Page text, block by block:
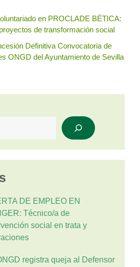
en PROCLADE BÉTICA:
de transformación social
Definitiva Convocatoria de
ONGD del Ayuntamiento de Sevilla
DE EMPLEO EN
Técnico/a de
social en trata y
registra queja al Defensor